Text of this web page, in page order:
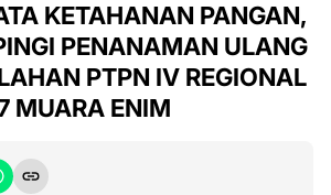
KETAHANAN PANGAN,
PENANAMAN ULANG
PTPN IV REGIONAL
MUARA ENIM